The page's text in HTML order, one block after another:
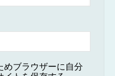
めブラウザーに自分